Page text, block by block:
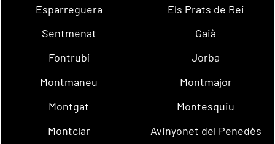
Esparreguera
Els Prats de Rei
Sentmenat
Gaià
Fontrubí
Jorba
Montmaneu
Montmajor
Montgat
Montesquiu
Montclar
Avinyonet del Penedès